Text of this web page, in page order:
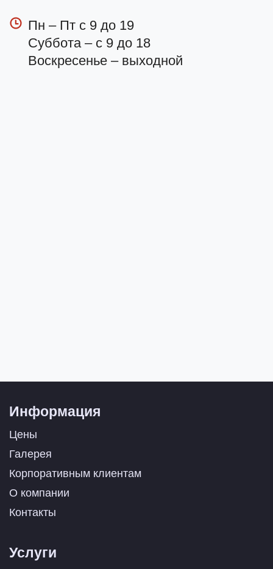
Пн – Пт с 9 до 19
Суббота – с 9 до 18
Воскресенье – выходной
Информация
Цены
Галерея
Корпоративным клиентам
О компании
Контакты
Услуги